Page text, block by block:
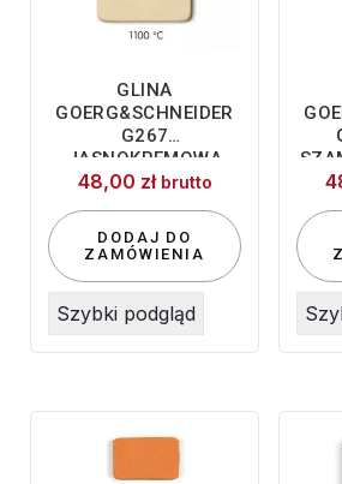
GLINA
GOERG&SCHNEIDER
G267
JASNOKREMOWA
0,2MM SZAMOTU
48,00 zł brutto
DODAJ DO
ZAMÓWIENIA
Szybki podgląd